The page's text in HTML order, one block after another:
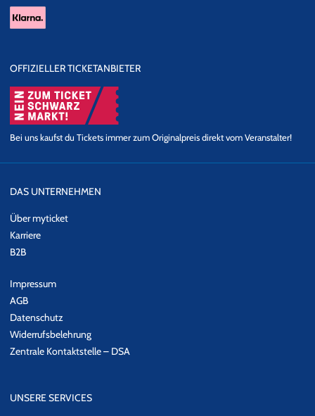
OFFIZIELLER TICKETANBIETER
Bei uns kaufst du Tickets immer zum Originalpreis direkt vom Veranstalter!
DAS UNTERNEHMEN
Über myticket
Karriere
B2B
Impressum
AGB
Datenschutz
Widerrufsbelehrung
Zentrale Kontaktstelle – DSA
UNSERE SERVICES